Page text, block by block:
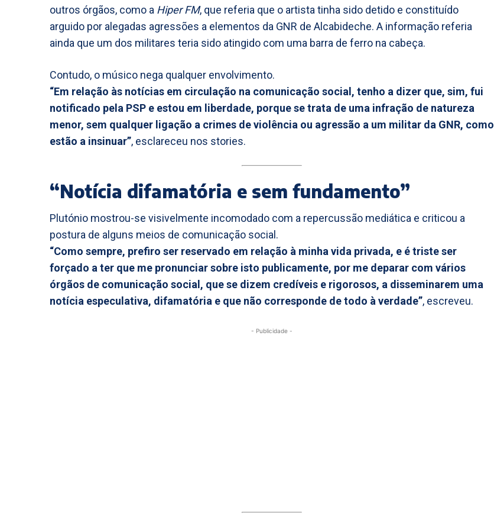
outros órgãos, como a Hiper FM, que referia que o artista tinha sido detido e constituído
arguido por alegadas agressões a elementos da GNR de Alcabideche. A informação referia
ainda que um dos militares teria sido atingido com uma barra de ferro na cabeça.
Contudo, o músico nega qualquer envolvimento.
“Em relação às notícias em circulação na comunicação social, tenho a dizer que, sim, fui
notificado pela PSP e estou em liberdade, porque se trata de uma infração de natureza
menor, sem qualquer ligação a crimes de violência ou agressão a um militar da GNR, como
estão a insinuar”, esclareceu nos stories.
“Notícia difamatória e sem fundamento”
Plutónio mostrou-se visivelmente incomodado com a repercussão mediática e criticou a
postura de alguns meios de comunicação social.
“Como sempre, prefiro ser reservado em relação à minha vida privada, e é triste ser
forçado a ter que me pronunciar sobre isto publicamente, por me deparar com vários
órgãos de comunicação social, que se dizem credíveis e rigorosos, a disseminarem uma
notícia especulativa, difamatória e que não corresponde de todo à verdade”, escreveu.
- Publicidade -